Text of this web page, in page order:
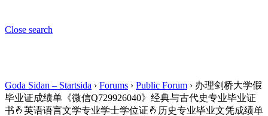
Close search
Goda Sidan – Startsida › Forums › Public Forum › 办理剑桥大学假
毕业证成绩单《微信Q729926040》经典与古代史专业毕业证
书🤞英语语言文学专业学士学位证🤞历史专业毕业文凭成绩单